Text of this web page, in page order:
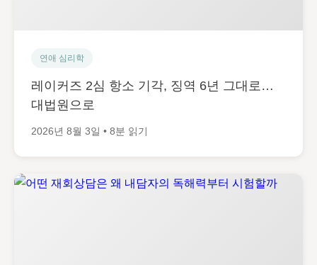
연애 심리학
레이커즈 2심 항소 기각, 징역 6년 그대로…
대법원으로
2026년 8월 3일 • 8분 읽기